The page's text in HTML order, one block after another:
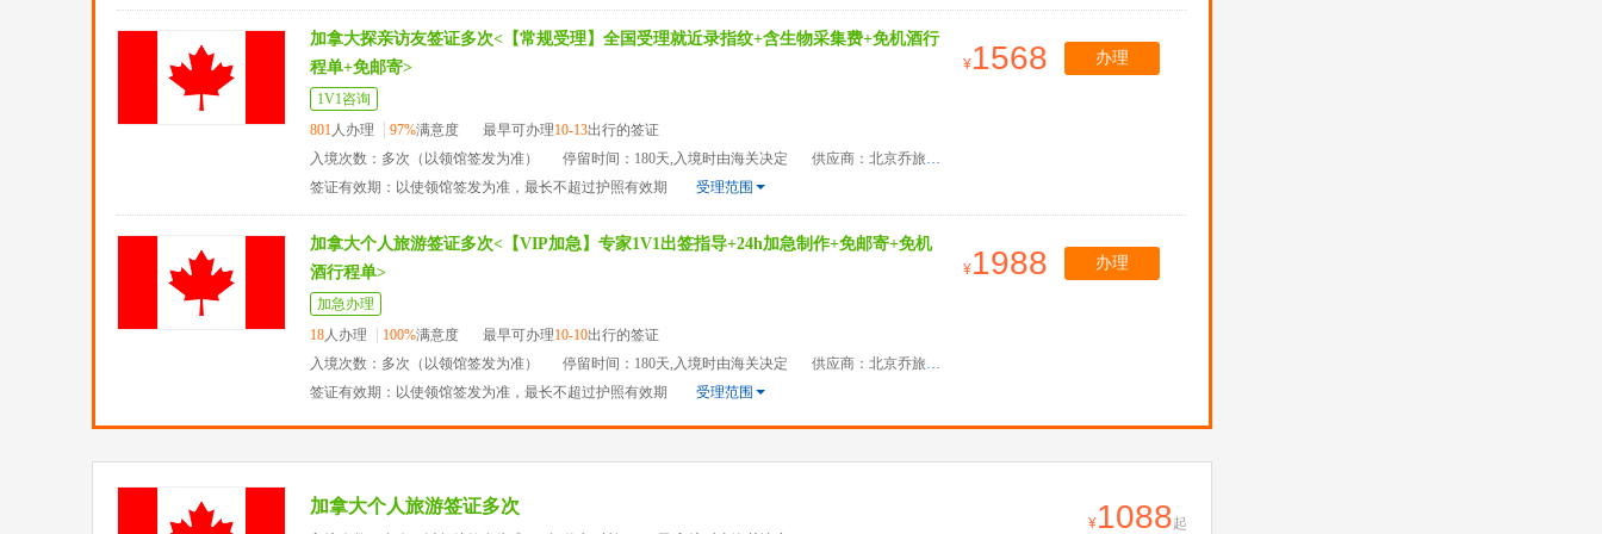
加拿大探亲访友签证多次<【常规受理】全国受理就近录指纹+含生物采集费+免机酒行
程单+免邮寄>
1V1咨询
801人办理 97%满意度 最早可办理10-13出行的签证
入境次数：多次（以领馆签发为准）
停留时间：180天,入境时由海关决定
供应商：北京乔旅国际旅游管理有限公司
签证有效期：以使领馆签发为准，最长不超过护照有效期
受理范围
1568 办理
加拿大个人旅游签证多次<【VIP加急】专家1V1出签指导+24h加急制作+免邮寄+免机
酒行程单>
加急办理
18人办理 100%满意度 最早可办理10-10出行的签证
入境次数：多次（以领馆签发为准）
停留时间：180天,入境时由海关决定
供应商：北京乔旅国际旅游管理有限公司
签证有效期：以使领馆签发为准，最长不超过护照有效期
受理范围
1988 办理
加拿大个人旅游签证多次 1088起